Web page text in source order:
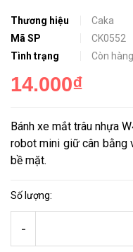
Thương hiệu
Caka
Mã SP
CK0552
Tình trạng
Còn hàng
14.000₫
Bánh xe mắt trâu nhựa
robot mini giữ cân bằng
bề mặt.
Số lượng:
-